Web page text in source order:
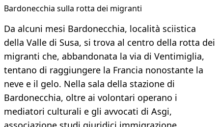
Bardonecchia sulla rotta dei migranti
Da alcuni mesi Bardonecchia, località sciistica
della Valle di Susa, si trova al centro della rotta dei
migranti che, abbandonata la via di Ventimiglia,
tentano di raggiungere la Francia nonostante la
neve e il gelo. Nella sala della stazione di
Bardonecchia, oltre ai volontari operano i
mediatori culturali e gli avvocati di Asgi,